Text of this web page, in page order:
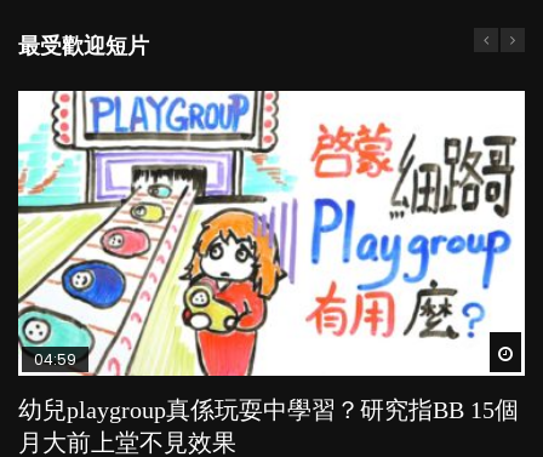
最受歡迎短片
04:59
幼兒playgroup真係玩耍中學習？研究指BB 15個
月大前上堂不見效果
03:39
幼稚園遊戲課 如何刺激幼兒自發學習取代獎勵
與懲罰？
03:02
老公患產後憂鬱症對BB的影響
POPA編輯部 15.9K
04:06
全職好？在職好？｜全職媽媽與在職媽媽的壓
力與價值
04:18
凡事以BB為中心，就係好爸媽？｜別忽視父母
的身心虛耗